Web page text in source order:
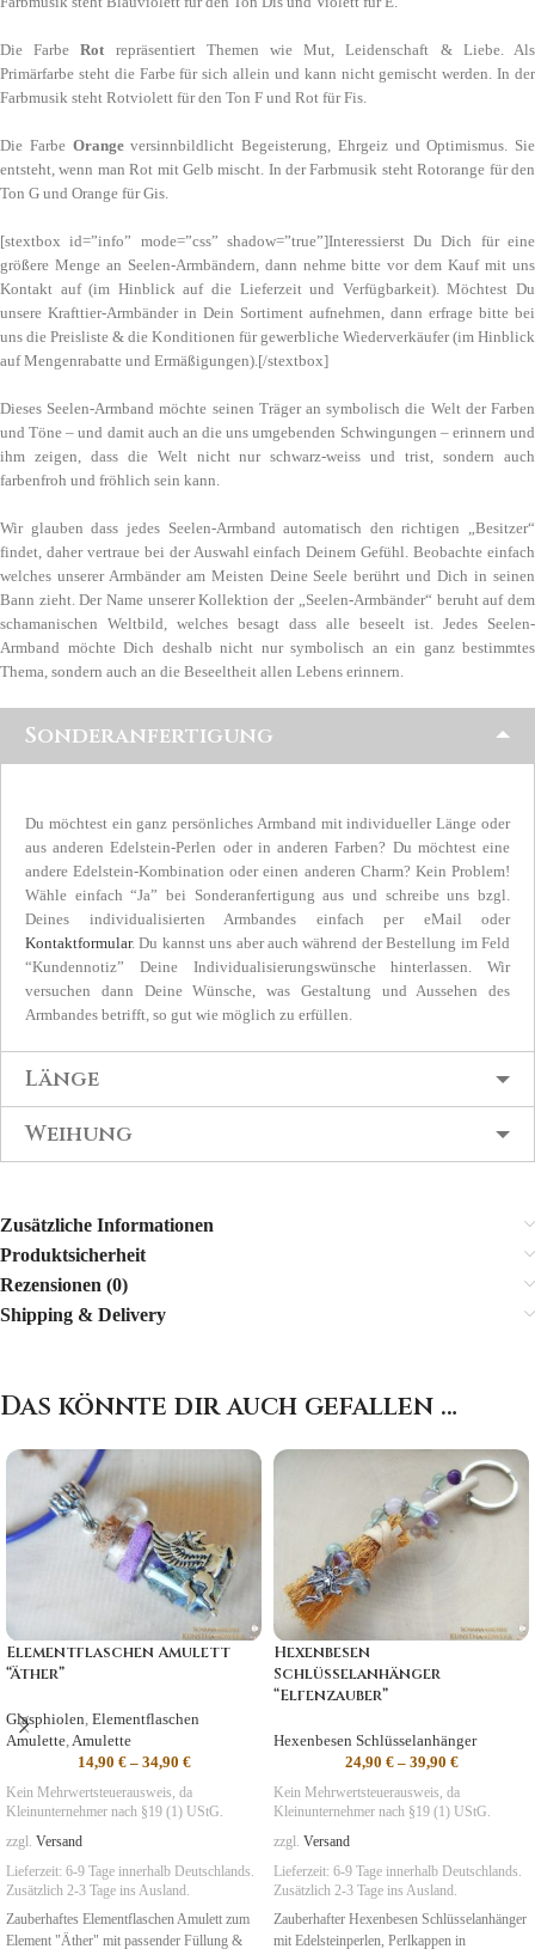
Die FarbeRot repräsentiert Themen wie Mut, Leidenschaft & Liebe. Als
Primärfarbe steht die Farbe für sich allein und kann nicht gemischt werden. In der
Farbmusik steht Rotviolett für den Ton F und Rot für Fis.
Die Farbe Orangeversinnbildlicht Begeisterung, Ehrgeiz und Optimismus. Sie
entsteht, wenn man Rot mit Gelb mischt. In der Farbmusik steht Rotorange für den
Ton G und Orange für Gis.
[stextbox id=”info” mode=”css” shadow=”true”]Interessierst Du Dich für eine
größere Menge an Seelen-Armbändern, dann nehme bitte vor dem Kauf mit uns
Kontakt auf (im Hinblick auf die Lieferzeit und Verfügbarkeit). Möchtest Du
unsere Krafttier-Armbänder in Dein Sortiment aufnehmen, dann erfrage bitte bei
uns die Preisliste & die Konditionen für gewerbliche Wiederverkäufer (im Hinblick
auf Mengenrabatte und Ermäßigungen).[/stextbox]
Dieses Seelen-Armband möchte seinen Träger an symbolisch die Welt der Farben
und Töne – und damit auch an die uns umgebenden Schwingungen – erinnern und
ihm zeigen, dass die Welt nicht nur schwarz-weiss und trist, sondern auch
farbenfroh und fröhlich sein kann.
Wir glauben dass jedes Seelen-Armband automatisch den richtigen „Besitzer“
findet, daher vertraue bei der Auswahl einfach Deinem Gefühl. Beobachte einfach
welches unserer Armbänder am Meisten Deine Seele berührt und Dich in seinen
Bann zieht. Der Name unserer Kollektion der „Seelen-Armbänder“ beruht auf dem
schamanischen Weltbild, welches besagt dass alle beseelt ist. Jedes Seelen-
Armband möchte Dich deshalb nicht nur symbolisch an ein ganz bestimmtes
Thema, sondern auch an die Beseeltheit allen Lebens erinnern.
Sonderanfertigung
Du möchtest ein ganz persönliches Armband mit individueller Länge oder
aus anderen Edelstein-Perlen oder in anderen Farben? Du möchtest eine
andere Edelstein-Kombination oder einen anderen Charm? Kein Problem!
Wähle einfach “Ja” bei Sonderanfertigung aus und schreibe uns bzgl.
Deines individualisierten Armbandes einfach per eMail oder
Kontaktformular. Du kannst uns aber auch während der Bestellung im Feld
“Kundennotiz” Deine Individualisierungswünsche hinterlassen. Wir
versuchen dann Deine Wünsche, was Gestaltung und Aussehen des
Armbandes betrifft, so gut wie möglich zu erfüllen.
Länge
Weihung
Zusätzliche Informationen
Produktsicherheit
Rezensionen (0)
Shipping & Delivery
Das könnte dir auch gefallen …
Elementflaschen Amulett
“Äther”
Glasphiolen Elementflaschen
Amulette Amulette
14,90 €– 34,90 €
Kein Mehrwertsteuerausweis, da
Kleinunternehmer nach §19 (1) UStG.
zzgl. Versand
Lieferzeit: 6-9 Tage innerhalb Deutschlands.
Zusätzlich 2-3 Tage ins Ausland.
Zauberhaftes Elementflaschen Amulett zum
Element "Äther" mit passender Füllung &
Hexenbesen
Schlüsselanhänger
“Elfenzauber”
Hexenbesen Schlüsselanhänger
24,90 €– 39,90 €
Kein Mehrwertsteuerausweis, da
Kleinunternehmer nach §19 (1) UStG.
zzgl. Versand
Lieferzeit: 6-9 Tage innerhalb Deutschlands.
Zusätzlich 2-3 Tage ins Ausland.
Zauberhafter Hexenbesen Schlüsselanhänger
mit Edelsteinperlen, Perlkappen in